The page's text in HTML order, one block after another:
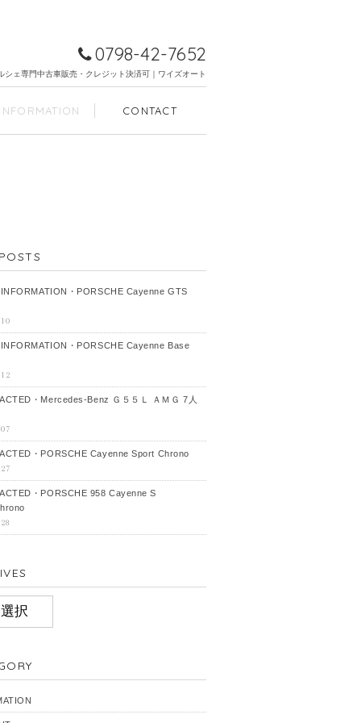
0798-42-7652
シェ専門中古車販売・クレジット決済可｜ワイズオート
INFORMATION CONTACT
・PORSCHE Cayenne GTS
・PORSCHE Cayenne Base
・Mercedes‐Benz Ｇ５５Ｌ ＡＭＧ 7人
・PORSCHE Cayenne Sport Chrono
・PORSCHE 958 Cayenne S